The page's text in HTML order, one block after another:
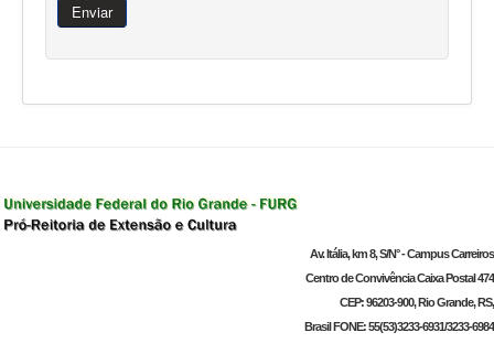
Enviar
Av. Itália, km 8, S/N° - Campus Carreiros
Centro de ConvivênciaCaixa Postal 474
CEP: 96203-900, Rio Grande, RS,
Brasil FONE: 55(53)3233-6931/3233-6984